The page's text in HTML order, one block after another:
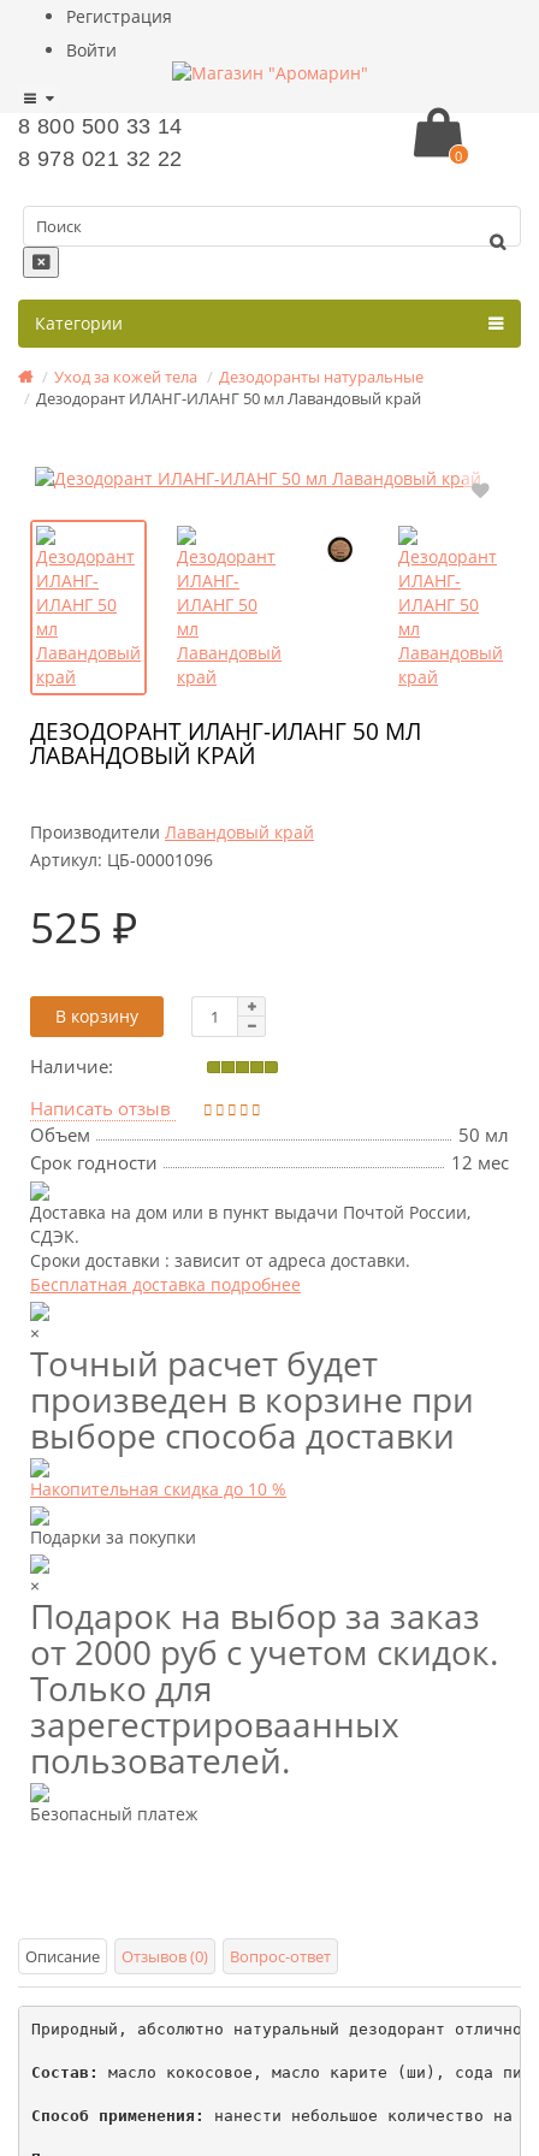
Регистрация
Войти
8 800 500 33 14
8 978 021 32 22
0
Категории
Уход за кожей тела
Дезодоранты натуральные
Дезодорант ИЛАНГ-ИЛАНГ 50 мл Лавандовый край
ДЕЗОДОРАНТ ИЛАНГ-ИЛАНГ 50 МЛ
ЛАВАНДОВЫЙ КРАЙ
Производители Лавандовый край
Артикул: ЦБ-00001096
525 ₽
В корзину
Наличие:
Написать отзыв
Объем
50 мл
Срок годности
12 мес
Доставка на дом или в пункт выдачи Почтой России,
СДЭК.
Сроки доставки : зависит от адреса доставки.
Бесплатная доставка подробнее
×
Точный расчет будет
произведен в корзине при
выборе способа доставки
Накопительная скидка до 10 %
Подарки за покупки
×
Подарок на выбор за заказ
от 2000 руб с учетом скидок.
Только для
зарегестрироваанных
пользователей.
Безопасный платеж
Описание Отзывов (0) Вопрос-ответ
Природный, абсолютно натуральный дезодорант
Состав: масло кокосовое, масло карите (ши), сода
Способ применения: нанести небольшое количество на